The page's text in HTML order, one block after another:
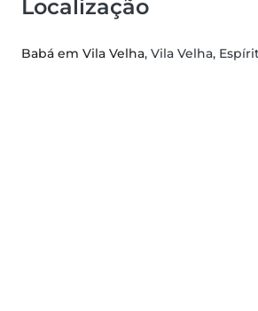
Localização
Babá em Vila Velha, Vila Velha,